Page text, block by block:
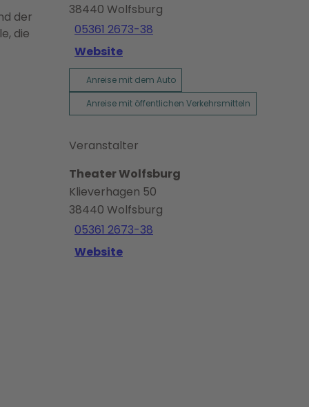
der
die
38440 Wolfsburg
05361 2673-38
Website
Anreise mit dem Auto
Anreise mit öffentlichen Verkehrsmitteln
Veranstalter
Theater Wolfsburg
Klieverhagen 50
38440 Wolfsburg
05361 2673-38
Website